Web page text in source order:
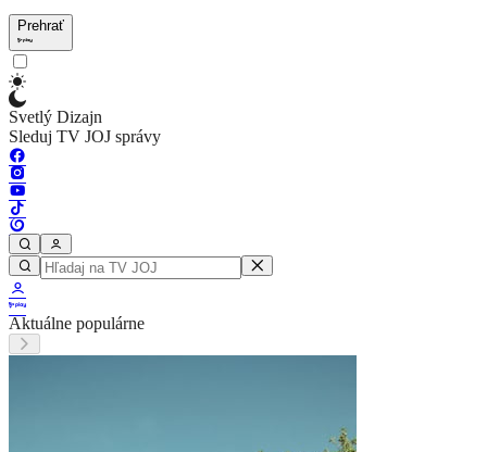
Prehrať
Svetlý Dizajn
Sleduj TV JOJ správy
Aktuálne populárne